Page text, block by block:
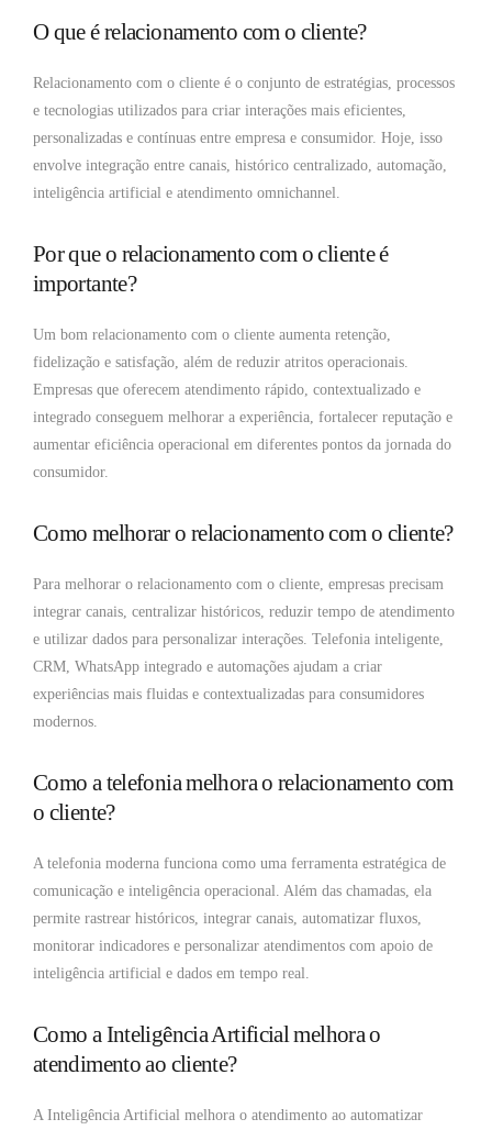
O que é relacionamento com o cliente?
Relacionamento com o cliente é o conjunto de estratégias, processos
e tecnologias utilizados para criar interações mais eficientes,
personalizadas e contínuas entre empresa e consumidor. Hoje, isso
envolve integração entre canais, histórico centralizado, automação,
inteligência artificial e atendimento omnichannel.
Por que o relacionamento com o cliente é
importante?
Um bom relacionamento com o cliente aumenta retenção,
fidelização e satisfação, além de reduzir atritos operacionais.
Empresas que oferecem atendimento rápido, contextualizado e
integrado conseguem melhorar a experiência, fortalecer reputação e
aumentar eficiência operacional em diferentes pontos da jornada do
consumidor.
Como melhorar o relacionamento com o cliente?
Para melhorar o relacionamento com o cliente, empresas precisam
integrar canais, centralizar históricos, reduzir tempo de atendimento
e utilizar dados para personalizar interações. Telefonia inteligente,
CRM, WhatsApp integrado e automações ajudam a criar
experiências mais fluidas e contextualizadas para consumidores
modernos.
Como a telefonia melhora o relacionamento com
o cliente?
A telefonia moderna funciona como uma ferramenta estratégica de
comunicação e inteligência operacional. Além das chamadas, ela
permite rastrear históricos, integrar canais, automatizar fluxos,
monitorar indicadores e personalizar atendimentos com apoio de
inteligência artificial e dados em tempo real.
Como a Inteligência Artificial melhora o
atendimento ao cliente?
A Inteligência Artificial melhora o atendimento ao automatizar